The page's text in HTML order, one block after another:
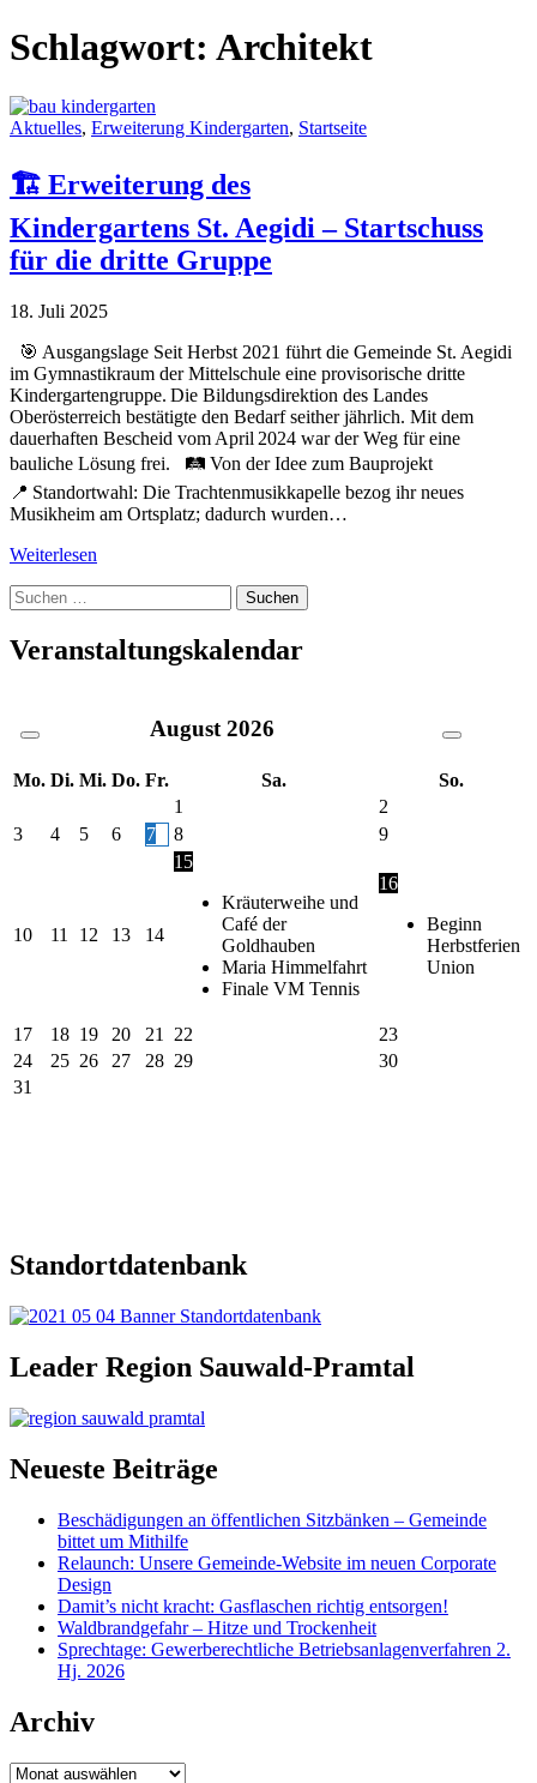
Schlagwort: Architekt
Aktuelles, Erweiterung Kindergarten, Startseite
🏗️ Erweiterung des
Kindergartens St. Aegidi – Startschuss
für die dritte Gruppe
18. Juli 2025
🎯 Ausgangslage Seit Herbst 2021 führt die Gemeinde St. Aegidi
im Gymnastikraum der Mittelschule eine provisorische dritte
Kindergartengruppe. Die Bildungsdirektion des Landes
Oberösterreich bestätigte den Bedarf seither jährlich. Mit dem
dauerhaften Bescheid vom April 2024 war der Weg für eine
bauliche Lösung frei. 🛤️ Von der Idee zum Bauprojekt
📍 Standortwahl: Die Trachtenmusikkapelle bezog ihr neues
Musikheim am Ortsplatz; dadurch wurden…
Weiterlesen
Suche
nach:
Veranstaltungskalendar
August 2026
Mo. Di. Mi. Do. Fr. Sa.
So.
1
2
3
4 5 6 7 8 9
10 11 12 13 14
15
Kräuterweihe und
Café der
Goldhauben
Maria Himmelfahrt
Finale VM Tennis
16
Beginn
Herbstferien
Union
17 18 19 20 21 22
23
24
25 26 27 28 29
30
31
Standortdatenbank
Leader Region Sauwald-Pramtal
Neueste Beiträge
Beschädigungen an öffentlichen Sitzbänken – Gemeinde
bittet um Mithilfe
Relaunch: Unsere Gemeinde-Website im neuen Corporate
Design
Damit’s nicht kracht: Gasflaschen richtig entsorgen!
Waldbrandgefahr – Hitze und Trockenheit
Sprechtage: Gewerberechtliche Betriebsanlagenverfahren 2.
Hj. 2026
Archiv
Archiv